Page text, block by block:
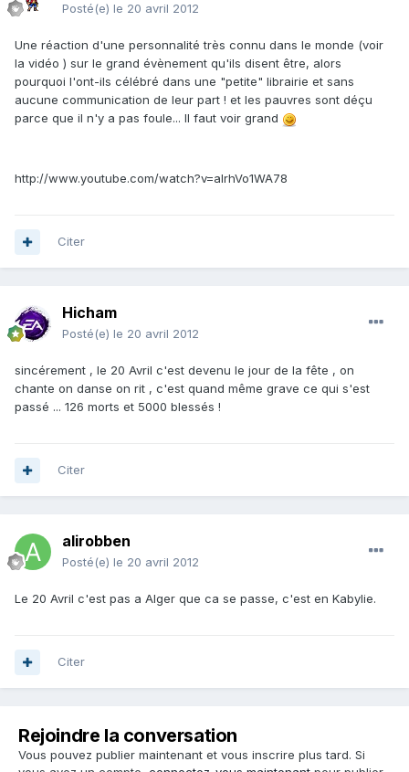
Posté(e) le 20 avril 2012
Une réaction d'une personnalité très connu dans le monde (voir
la vidéo ) sur le grand évènement qu'ils disent être, alors
pourquoi l'ont-ils célébré dans une "petite" librairie et sans
aucune communication de leur part ! et les pauvres sont déçu
parce que il n'y a pas foule... Il faut voir grand
http://www.youtube.com/watch?v=aIrhVo1WA78
Citer
Hicham
Posté(e) le 20 avril 2012
sincérement , le 20 Avril c'est devenu le jour de la fête , on
chante on danse on rit , c'est quand même grave ce qui s'est
passé ... 126 morts et 5000 blessés !
Citer
alirobben
Posté(e) le 20 avril 2012
Le 20 Avril c'est pas a Alger que ca se passe, c'est en Kabylie.
Citer
Rejoindre la conversation
Vous pouvez publier maintenant et vous inscrire plus tard. Si